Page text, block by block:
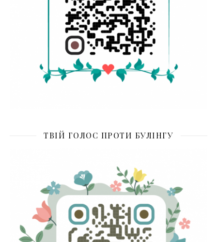
ТВІЙ ГОЛОС ПРОТИ БУЛІНГУ